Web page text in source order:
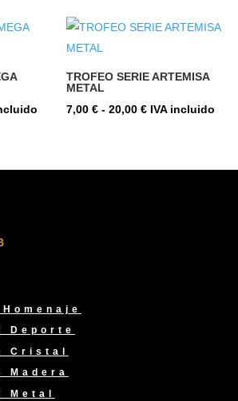
desde
hasta
TROFEO SERIE ARTEMISA
METAL
7,00 € - 20,00 €Rango
desde
IVA incluido
Deporte
Cristal
Madera
Metal